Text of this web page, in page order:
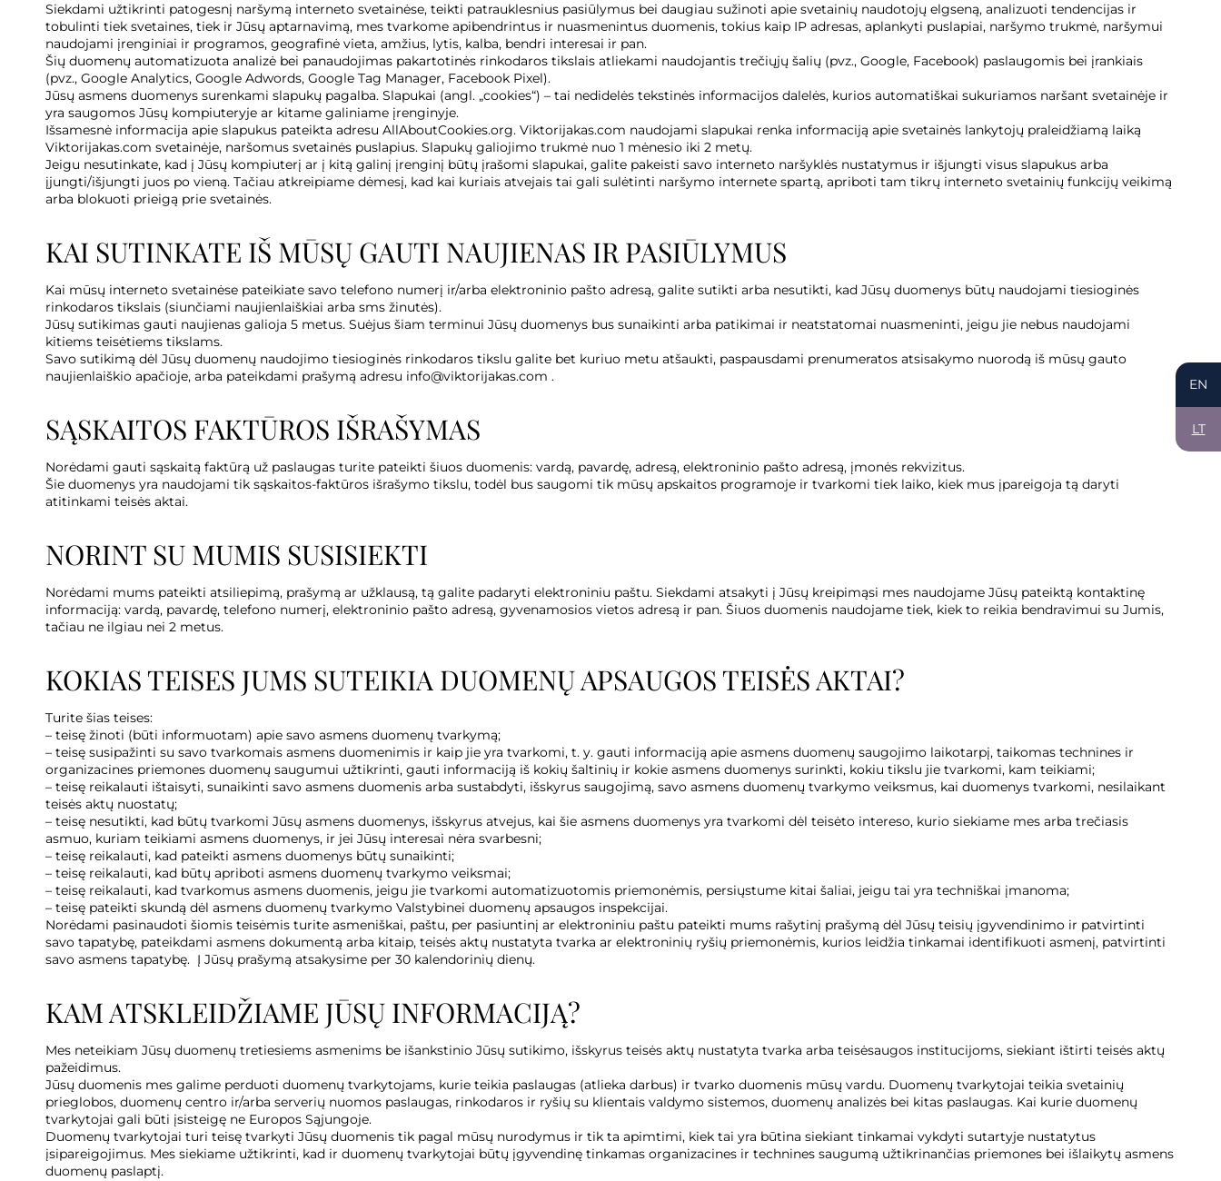
EN
LT
Siekdami užtikrinti patogesnį naršymą interneto svetainėse, teikti patrauklesnius pasiūlymus bei daugiau sužinoti apie svetainių naudotojų elgseną, analizuoti tendencijas ir
tobulinti tiek svetaines, tiek ir Jūsų aptarnavimą, mes tvarkome apibendrintus ir nuasmenintus duomenis, tokius kaip IP adresas, aplankyti puslapiai, naršymo trukmė, naršymui
naudojami įrenginiai ir programos, geografinė vieta, amžius, lytis, kalba, bendri interesai ir pan.
Šių duomenų automatizuota analizė bei panaudojimas pakartotinės rinkodaros tikslais atliekami naudojantis trečiųjų šalių (pvz., Google, Facebook) paslaugomis bei įrankiais
(pvz., Google Analytics, Google Adwords, Google Tag Manager, Facebook Pixel).
Jūsų asmens duomenys surenkami slapukų pagalba. Slapukai (angl. „cookies“) – tai nedidelės tekstinės informacijos dalelės, kurios automatiškai sukuriamos naršant svetainėje ir
yra saugomos Jūsų kompiuteryje ar kitame galiniame įrenginyje.
Išsamesnė informacija apie slapukus pateikta adresu AllAboutCookies.org. Viktorijakas.com naudojami slapukai renka informaciją apie svetainės lankytojų praleidžiamą laiką
Viktorijakas.com svetainėje, naršomus svetainės puslapius. Slapukų galiojimo trukmė nuo 1 mėnesio iki 2 metų.
Jeigu nesutinkate, kad į Jūsų kompiuterį ar į kitą galinį įrenginį būtų įrašomi slapukai, galite pakeisti savo interneto naršyklės nustatymus ir išjungti visus slapukus arba
įjungti/išjungti juos po vieną. Tačiau atkreipiame dėmesį, kad kai kuriais atvejais tai gali sulėtinti naršymo internete spartą, apriboti tam tikrų interneto svetainių funkcijų veikimą
arba blokuoti prieigą prie svetainės.
KAI SUTINKATE IŠ MŪSŲ GAUTI NAUJIENAS IR PASIŪLYMUS
Kai mūsų interneto svetainėse pateikiate savo telefono numerį ir/arba elektroninio pašto adresą, galite sutikti arba nesutikti, kad Jūsų duomenys būtų naudojami tiesioginės
rinkodaros tikslais (siunčiami naujienlaiškiai arba sms žinutės).
Jūsų sutikimas gauti naujienas galioja 5 metus. Suėjus šiam terminui Jūsų duomenys bus sunaikinti arba patikimai ir neatstatomai nuasmeninti, jeigu jie nebus naudojami
kitiems teisėtiems tikslams.
Savo sutikimą dėl Jūsų duomenų naudojimo tiesioginės rinkodaros tikslu galite bet kuriuo metu atšaukti, paspausdami prenumeratos atsisakymo nuorodą iš mūsų gauto
naujienlaiškio apačioje, arba pateikdami prašymą adresu info@viktorijakas.com .
SĄSKAITOS FAKTŪROS IŠRAŠYMAS
Norėdami gauti sąskaitą faktūrą už paslaugas turite pateikti šiuos duomenis: vardą, pavardę, adresą, elektroninio pašto adresą, įmonės rekvizitus.
Šie duomenys yra naudojami tik sąskaitos-faktūros išrašymo tikslu, todėl bus saugomi tik mūsų apskaitos programoje ir tvarkomi tiek laiko, kiek mus įpareigoja tą daryti
atitinkami teisės aktai.
NORINT SU MUMIS SUSISIEKTI
Norėdami mums pateikti atsiliepimą, prašymą ar užklausą, tą galite padaryti elektroniniu paštu. Siekdami atsakyti į Jūsų kreipimąsi mes naudojame Jūsų pateiktą kontaktinę
informaciją: vardą, pavardę, telefono numerį, elektroninio pašto adresą, gyvenamosios vietos adresą ir pan. Šiuos duomenis naudojame tiek, kiek to reikia bendravimui su Jumis,
tačiau ne ilgiau nei 2 metus.
KOKIAS TEISES JUMS SUTEIKIA DUOMENŲ APSAUGOS TEISĖS AKTAI?
Turite šias teises:
– teisę žinoti (būti informuotam) apie savo asmens duomenų tvarkymą;
– teisę susipažinti su savo tvarkomais asmens duomenimis ir kaip jie yra tvarkomi, t. y. gauti informaciją apie asmens duomenų saugojimo laikotarpį, taikomas technines ir
organizacines priemones duomenų saugumui užtikrinti, gauti informaciją iš kokių šaltinių ir kokie asmens duomenys surinkti, kokiu tikslu jie tvarkomi, kam teikiami;
– teisę reikalauti ištaisyti, sunaikinti savo asmens duomenis arba sustabdyti, išskyrus saugojimą, savo asmens duomenų tvarkymo veiksmus, kai duomenys tvarkomi, nesilaikant
teisės aktų nuostatų;
– teisę nesutikti, kad būtų tvarkomi Jūsų asmens duomenys, išskyrus atvejus, kai šie asmens duomenys yra tvarkomi dėl teisėto intereso, kurio siekiame mes arba trečiasis
asmuo, kuriam teikiami asmens duomenys, ir jei Jūsų interesai nėra svarbesni;
– teisę reikalauti, kad pateikti asmens duomenys būtų sunaikinti;
– teisę reikalauti, kad būtų apriboti asmens duomenų tvarkymo veiksmai;
– teisę reikalauti, kad tvarkomus asmens duomenis, jeigu jie tvarkomi automatizuotomis priemonėmis, persiųstume kitai šaliai, jeigu tai yra techniškai įmanoma;
– teisę pateikti skundą dėl asmens duomenų tvarkymo Valstybinei duomenų apsaugos inspekcijai.
Norėdami pasinaudoti šiomis teisėmis turite asmeniškai, paštu, per pasiuntinį ar elektroniniu paštu pateikti mums rašytinį prašymą dėl Jūsų teisių įgyvendinimo ir patvirtinti
savo tapatybę, pateikdami asmens dokumentą arba kitaip, teisės aktų nustatyta tvarka ar elektroninių ryšių priemonėmis, kurios leidžia tinkamai identifikuoti asmenį, patvirtinti
savo asmens tapatybę. Į Jūsų prašymą atsakysime per 30 kalendorinių dienų.
KAM ATSKLEIDŽIAME JŪSŲ INFORMACIJĄ?
Mes neteikiam Jūsų duomenų tretiesiems asmenims be išankstinio Jūsų sutikimo, išskyrus teisės aktų nustatyta tvarka arba teisėsaugos institucijoms, siekiant ištirti teisės aktų
pažeidimus.
Jūsų duomenis mes galime perduoti duomenų tvarkytojams, kurie teikia paslaugas (atlieka darbus) ir tvarko duomenis mūsų vardu. Duomenų tvarkytojai teikia svetainių
prieglobos, duomenų centro ir/arba serverių nuomos paslaugas, rinkodaros ir ryšių su klientais valdymo sistemos, duomenų analizės bei kitas paslaugas. Kai kurie duomenų
tvarkytojai gali būti įsisteigę ne Europos Sąjungoje.
Duomenų tvarkytojai turi teisę tvarkyti Jūsų duomenis tik pagal mūsų nurodymus ir tik ta apimtimi, kiek tai yra būtina siekiant tinkamai vykdyti sutartyje nustatytus
įsipareigojimus. Mes siekiame užtikrinti, kad ir duomenų tvarkytojai būtų įgyvendinę tinkamas organizacines ir technines saugumą užtikrinančias priemones bei išlaikytų asmens
duomenų paslaptį.